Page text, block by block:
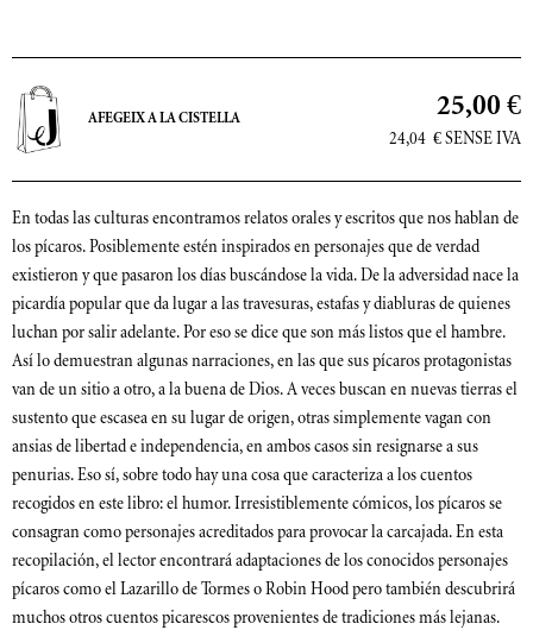
25,00 €
24,04 € SENSE IVA
AFEGEIX A LA CISTELLA
En todas las culturas encontramos relatos orales y escritos que nos hablan de
los pícaros. Posiblemente estén inspirados en personajes que de verdad
existieron y que pasaron los días buscándose la vida. De la adversidad nace la
picardía popular que da lugar a las travesuras, estafas y diabluras de quienes
luchan por salir adelante. Por eso se dice que son más listos que el hambre.
Así lo demuestran algunas narraciones, en las que sus pícaros protagonistas
van de un sitio a otro, a la buena de Dios. A veces buscan en nuevas tierras el
sustento que escasea en su lugar de origen, otras simplemente vagan con
ansias de libertad e independencia, en ambos casos sin resignarse a sus
penurias. Eso sí, sobre todo hay una cosa que caracteriza a los cuentos
recogidos en este libro: el humor. Irresistiblemente cómicos, los pícaros se
consagran como personajes acreditados para provocar la carcajada. En esta
recopilación, el lector encontrará adaptaciones de los conocidos personajes
pícaros como el Lazarillo de Tormes o Robin Hood pero también descubrirá
muchos otros cuentos picarescos provenientes de tradiciones más lejanas.